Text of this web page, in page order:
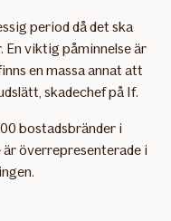
period då det ska
En viktig påminnelse är
en massa annat att
skadechef på If.
bostadsbränder i
är överrepresenterade i